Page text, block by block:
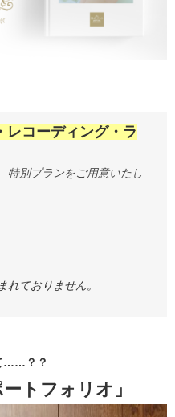
レコーディング・ラ
特別プランをご用意いたし
ておりません。
……？？
トフォリオ」